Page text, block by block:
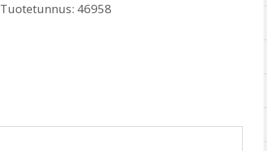
Tuotetunnus: 46958